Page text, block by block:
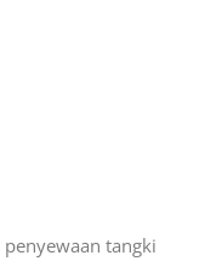
tangki